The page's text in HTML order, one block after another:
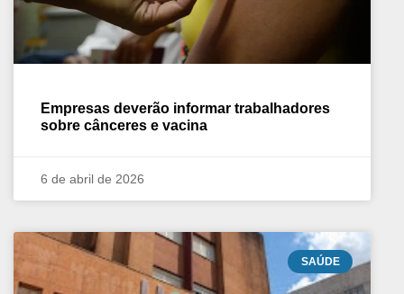
Empresas deverão informar trabalhadores
sobre cânceres e vacina
6 de abril de 2026
SAÚDE